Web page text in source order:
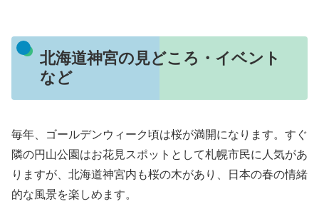
北海道神宮の見どころ・イベント
など
毎年、ゴールデンウィーク頃は桜が満開になります。すぐ
隣の円山公園はお花見スポットとして札幌市民に人気があ
りますが、北海道神宮内も桜の木があり、日本の春の情緒
的な風景を楽しめます。